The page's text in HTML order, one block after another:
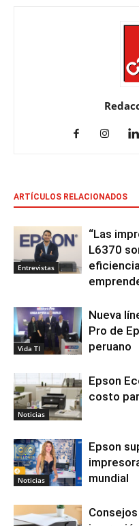
ARTÍCULOS RELACIONADOS
Entrevistas
“Las
L6370
Vida TI
Nueva
Pro de
peruano
Noticias
Epson
costo
Noticias
Epson
mundial